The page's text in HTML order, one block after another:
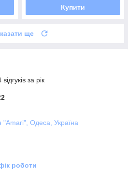
Купити
ще
за рік
Одеса, Україна
роботи